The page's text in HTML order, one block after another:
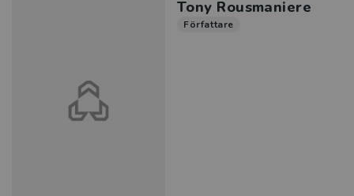
Tony Rousmaniere
Författare